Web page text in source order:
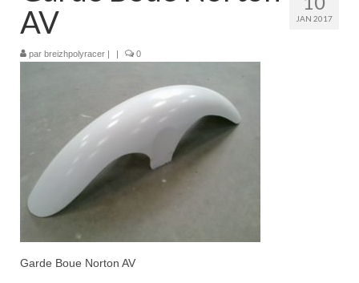
Boutique
Nous contacter
Nous situer
JAN 2017
AV
par breizhpolyracer 0
Garde Boue Norton AV